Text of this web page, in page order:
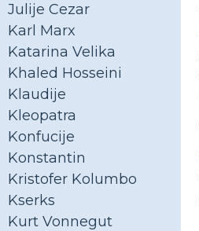
Julije Cezar
Karl Marx
Katarina Velika
Khaled Hosseini
Klaudije
Kleopatra
Konfucije
Konstantin
Kristofer Kolumbo
Kserks
Kurt Vonnegut